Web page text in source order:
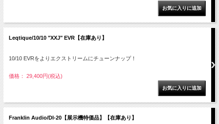
Leqtique/10/10 "XXJ" EVR【在庫あり】
10/10 EVRをよりエクストリームにチューンナップ！
価格： 29,400円(税込)
Franklin Audio/DI-20【展示機特価品】【在庫あり】